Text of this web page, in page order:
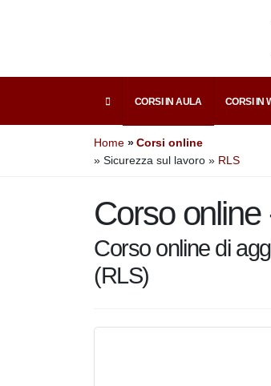
CORSI IN AULA CORSI IN
Home
Corsi online
» Sicurezza sul lavoro » RLS
Corso
Corso online di
(RLS)